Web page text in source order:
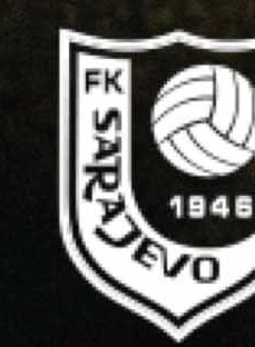
protiv jakih protivnika u
je potvrda dobrog
domaći nogomet.
scenu, a Pero
u kojoj je klub